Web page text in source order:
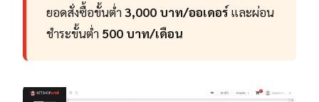
ยอดสั่งซื้อขั้นต่ำ3,000 บาท/ออเดอร์ และผ่อน
ชำระขั้นต่ำ 500 บาท/เดือน